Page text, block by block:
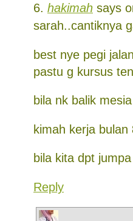
hakimah says
sarah..cantiknya
best nye pegi
pastu g kursus
bila nk balik
kimah kerja
bila kita dpt
Reply